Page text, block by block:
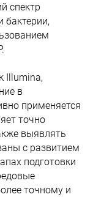
спектр
Illumina,
в
применяется
точно
выявлять
с развитием
подготовки
точному и